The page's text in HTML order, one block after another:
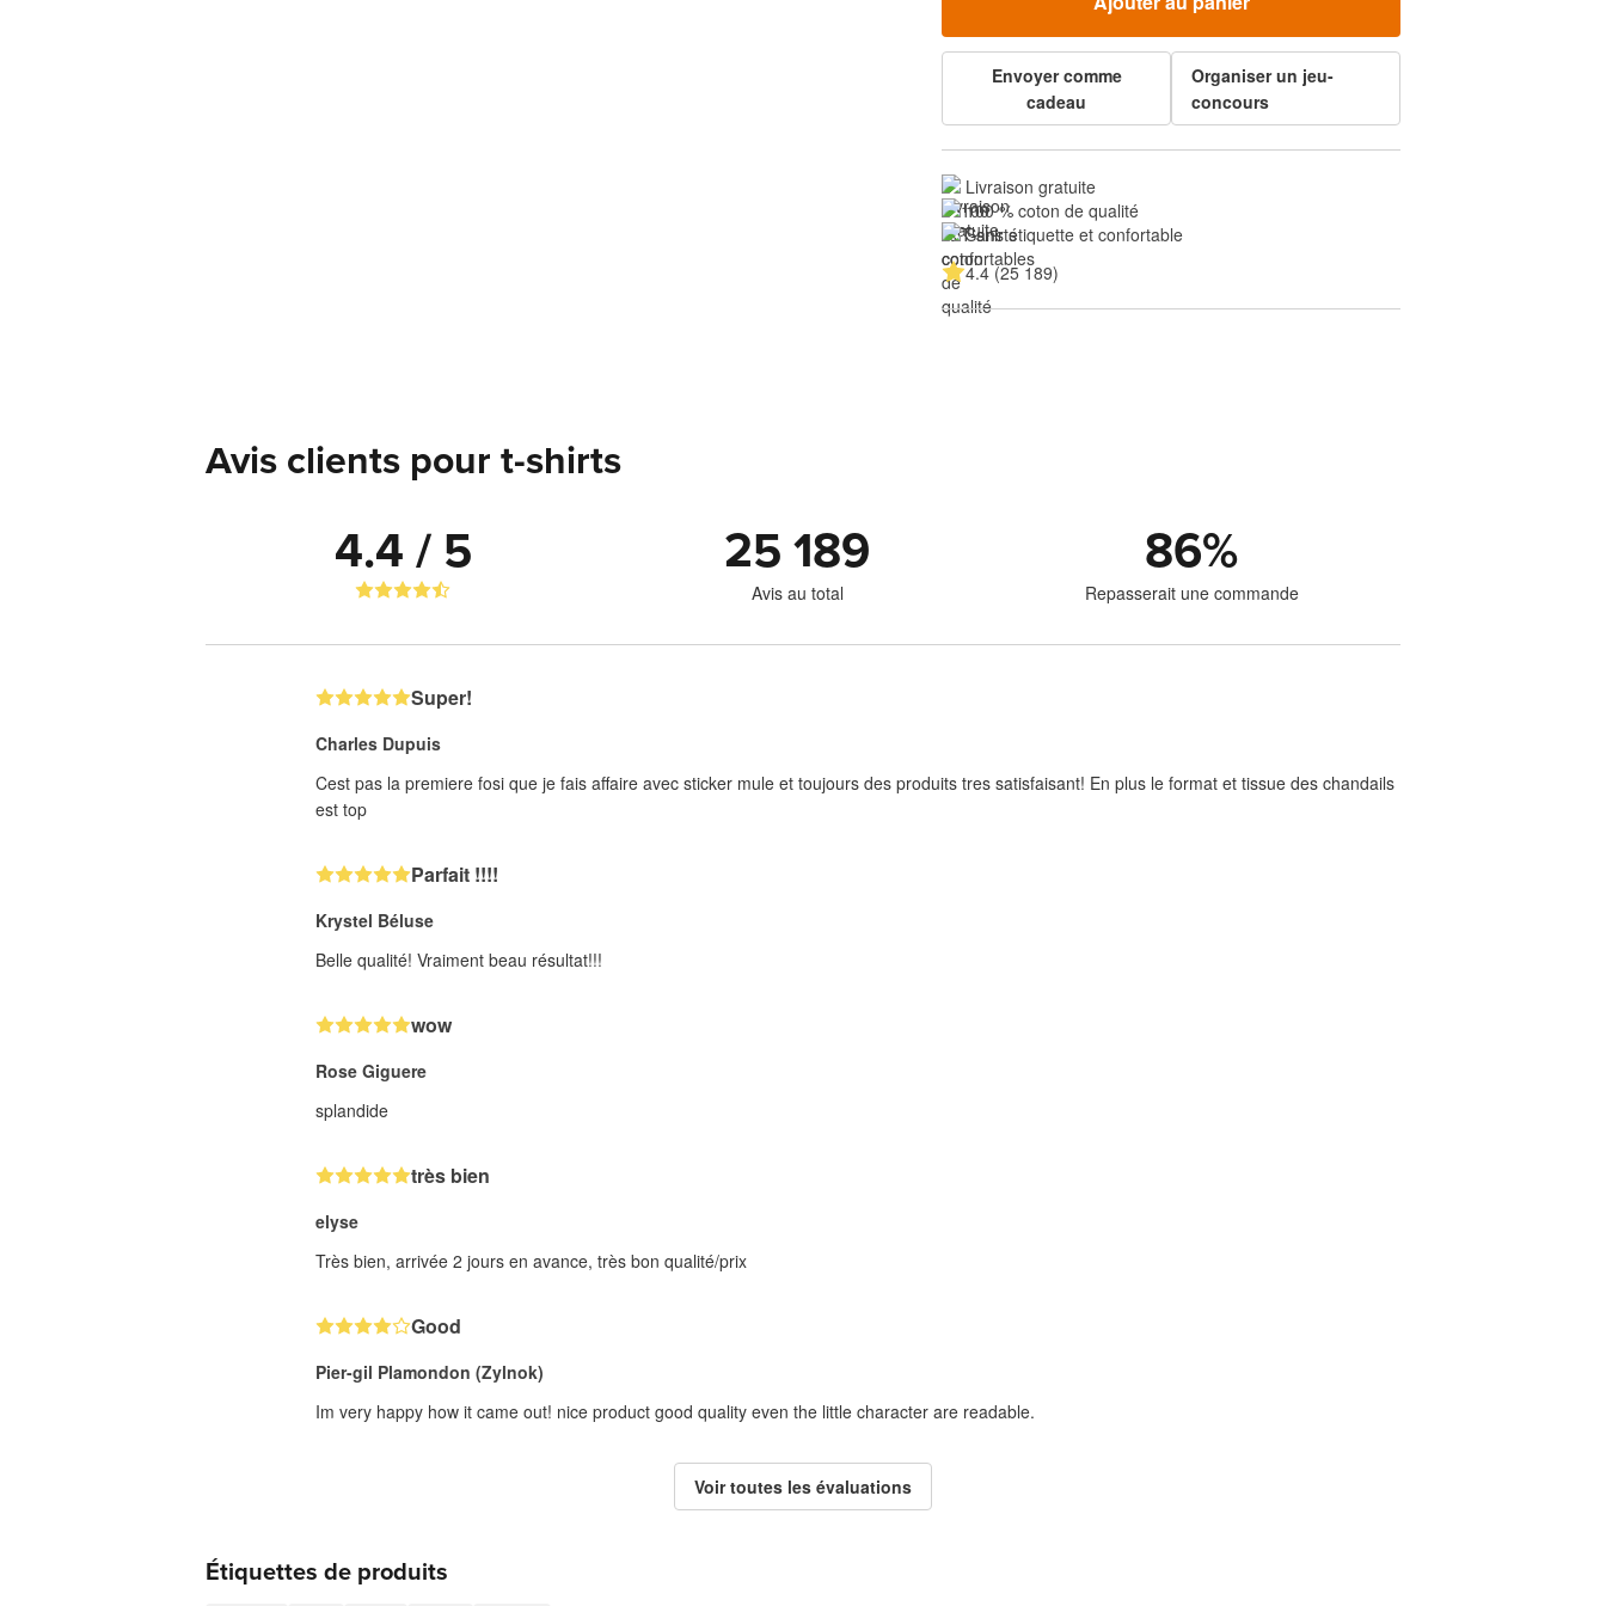
Envoyer comme
cadeau
Organiser un jeu-
concours
Livraison gratuite
100 % coton de qualité
Sans étiquette et confortable
4.4 (25 189)
Avis clients pour t-shirts
4.4 / 5 25 189
Avis au total
86%
Repasserait une commande
Super!
Charles Dupuis
Cest pas la premiere fosi que je fais affaire avec sticker mule et toujours des produits tres satisfaisant! En plus le format et tissue des chandails
est top
Parfait !!!!
Krystel Béluse
Belle qualité! Vraiment beau résultat!!!
wow
Rose Giguere
splandide
très bien
elyse
Très bien, arrivée 2 jours en avance, très bon qualité/prix
Good
Pier-gil Plamondon (Zylnok)
Im very happy how it came out! nice product good quality even the little character are readable.
Voir toutes les évaluations
Étiquettes de produits